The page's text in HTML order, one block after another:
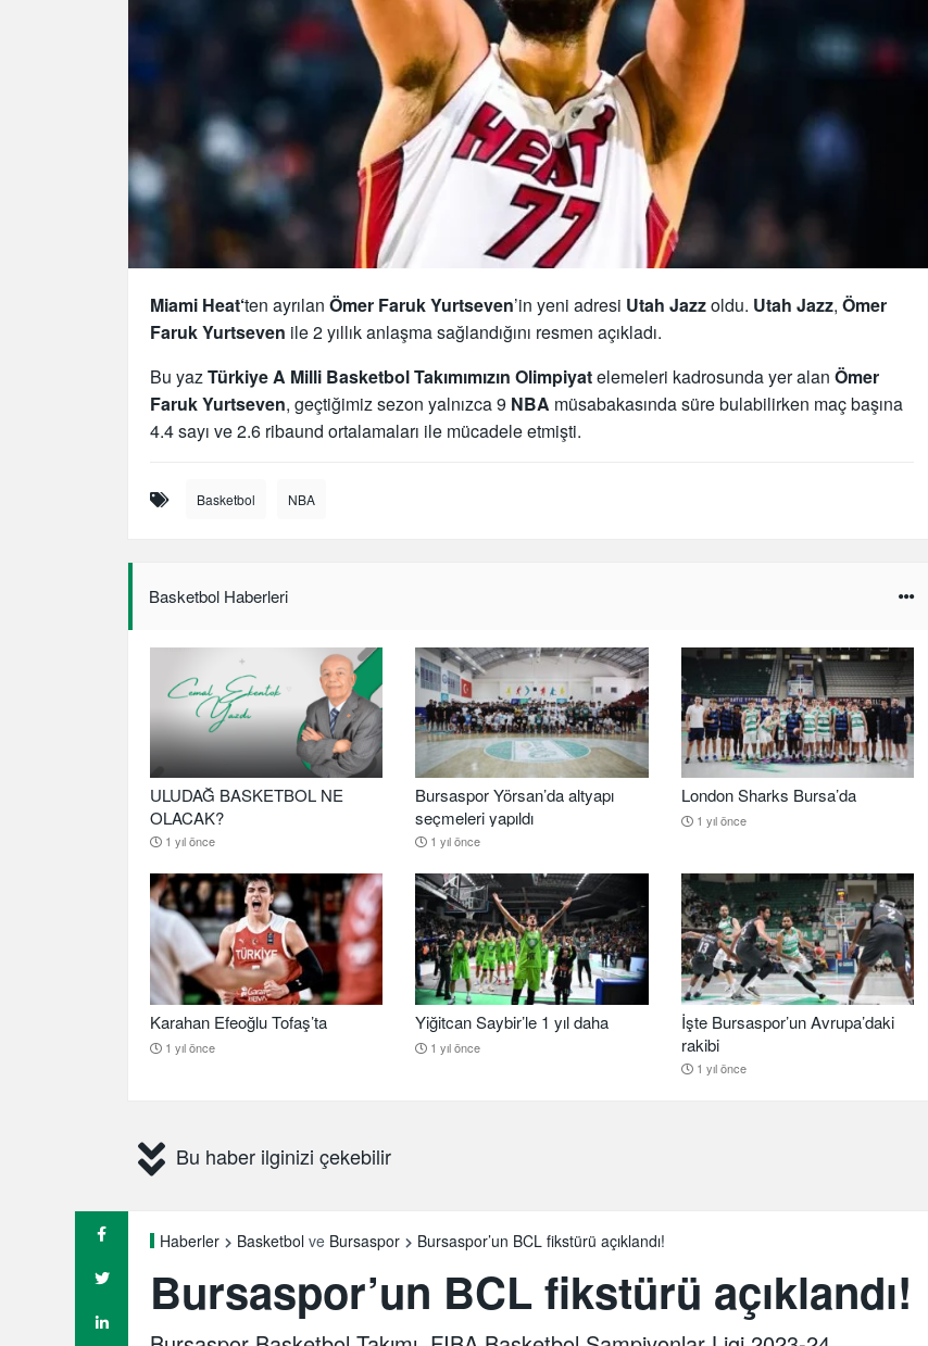
Miami Heat‘ten ayrılan Ömer Faruk Yurtseven’in yeni adresi Utah Jazzoldu. Utah Jazz, Ömer
Faruk Yurtseven ile 2 yıllık anlaşma sağlandığını resmen açıkladı.
Bu yazTürkiye A Milli Basketbol Takımımızın Olimpiyatelemeleri kadrosunda yer alan Ömer
Faruk Yurtseven, geçtiğimiz sezon yalnızca 9 NBA müsabakasında süre bulabilirken maç başına
4.4 sayı ve 2.6 ribaund ortalamaları ile mücadele etmişti.
Basketbol NBA
Basketbol Haberleri
ULUDAĞ BASKETBOL NE
OLACAK?
1 yıl önce
Bursaspor Yörsan’da altyapı
seçmeleri yapıldı
1 yıl önce
London Sharks Bursa’da
1 yıl önce
Karahan Efeoğlu Tofaş’ta
1 yıl önce
Yiğitcan Saybir’le 1 yıl daha
1 yıl önce
İşte Bursaspor’un Avrupa’daki
rakibi
1 yıl önce
Bu haber ilginizi çekebilir
Haberler Basketbol ve Bursaspor Bursaspor’un BCL fikstürü açıklandı!
Bursaspor’un BCL fikstürü açıklandı!